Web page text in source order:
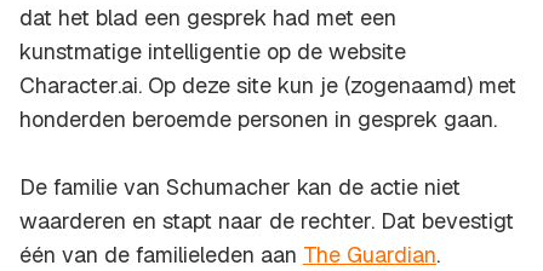
dat het blad een gesprek had met een
kunstmatige intelligentie op de website
Character.ai. Op deze site kun je (zogenaamd) met
honderden beroemde personen in gesprek gaan.
De familie van Schumacher kan de actie niet
waarderen en stapt naar de rechter. Dat bevestigt
één van de familieleden aan The Guardian.